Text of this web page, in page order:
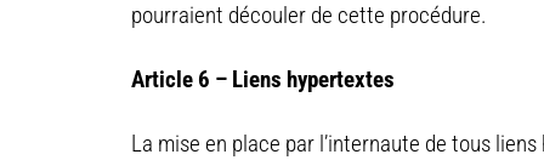
pourraient découler de cette procédure.
Article 6 – Liens hypertextes
La mise en place par l’internaute de tous